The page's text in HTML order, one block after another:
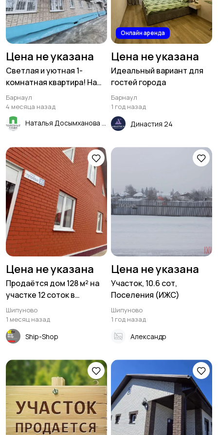
Цена не указана
Светлая и уютная 1-
комнатная квартира! На
втором, удобном этаже! В
тёплом кирпичном доме!
Барнаул
4 месяца назад
Наталья Досымханова
Онлайн аренда
Цена не указана
Идеальный вариант для
гостей города
Барнаул
1 год назад
Династия 24
Цена не указана
Продаётся дом 128 м² на
участке 12 соток в
Шипуново
Шипуново
1 месяц назад
Ship-Shop
Цена не указана
Участок, 10.6 сот,
Поселения (ИЖС)
Шипуново
1 год назад
Александр